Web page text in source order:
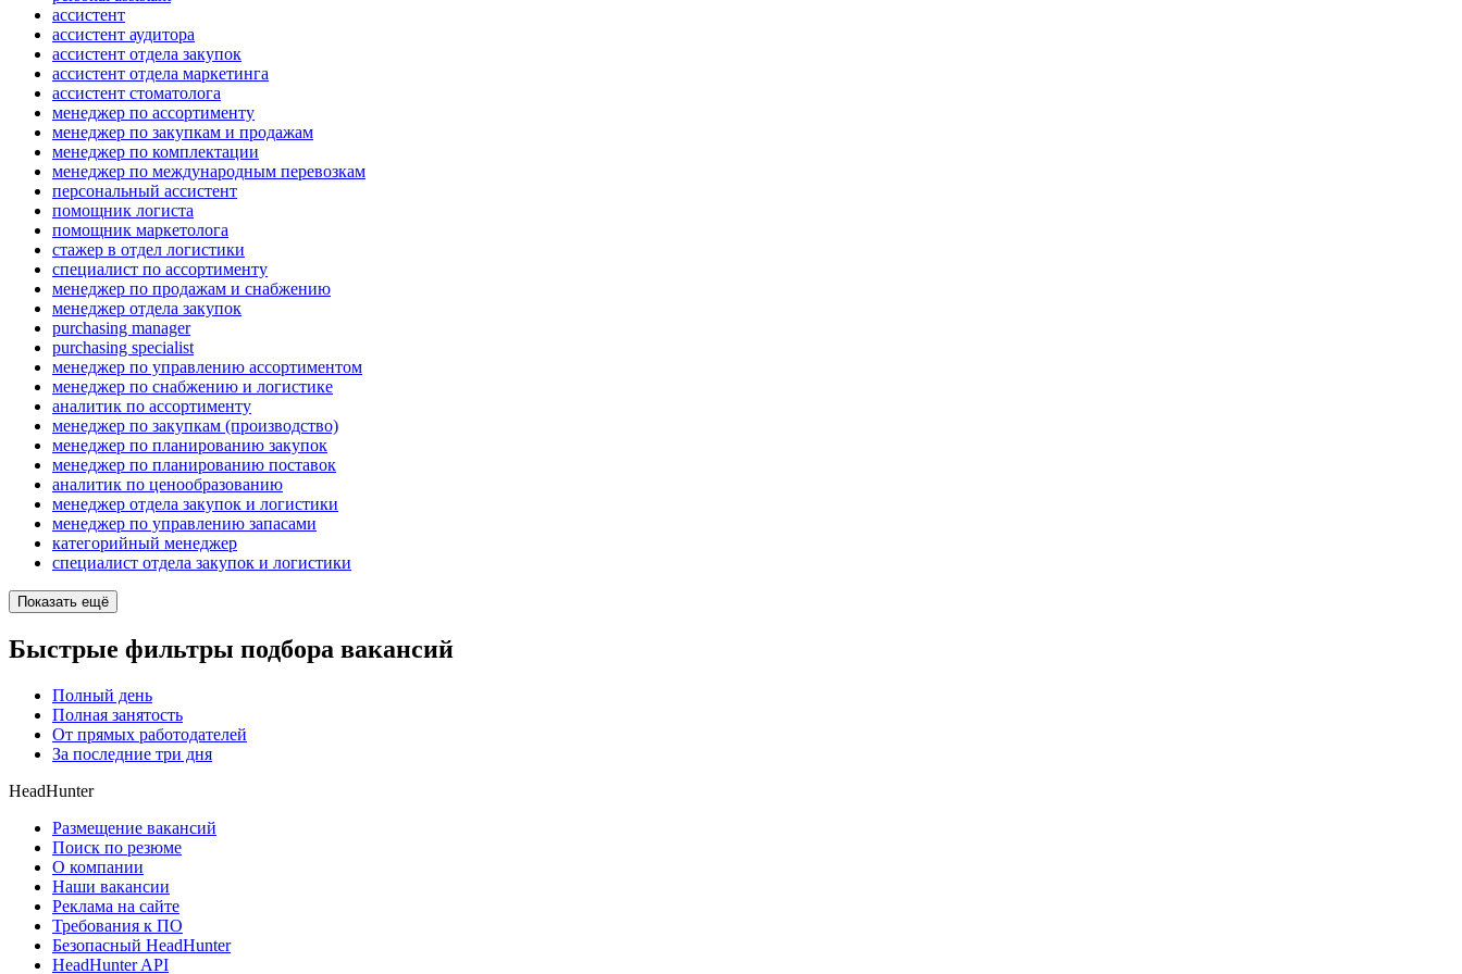
ассистент
ассистент аудитора
ассистент отдела закупок
ассистент отдела маркетинга
ассистент стоматолога
менеджер по ассортименту
менеджер по закупкам и продажам
менеджер по комплектации
менеджер по международным перевозкам
персональный ассистент
помощник логиста
помощник маркетолога
стажер в отдел логистики
специалист по ассортименту
менеджер по продажам и снабжению
менеджер отдела закупок
purchasing manager
purchasing specialist
менеджер по управлению ассортиментом
менеджер по снабжению и логистике
аналитик по ассортименту
менеджер по закупкам (производство)
менеджер по планированию закупок
менеджер по планированию поставок
аналитик по ценообразованию
менеджер отдела закупок и логистики
менеджер по управлению запасами
категорийный менеджер
специалист отдела закупок и логистики
Показать ещё
Быстрые фильтры подбора вакансий
Полный день
Полная занятость
От прямых работодателей
За последние три дня
HeadHunter
Размещение вакансий
Поиск по резюме
О компании
Наши вакансии
Реклама на сайте
Требования к ПО
Безопасный HeadHunter
HeadHunter API